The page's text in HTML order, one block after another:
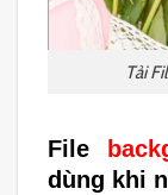
Tải
File
dùng khi